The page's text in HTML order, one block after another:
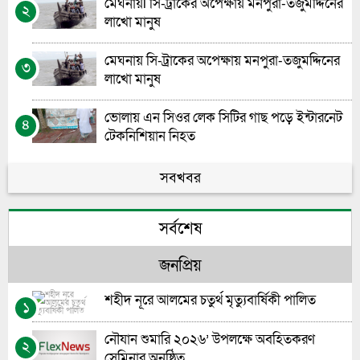
২
মেঘনায়l সি-ট্রাকের অপেক্ষায় মনপুরা-তজুমদ্দিনের
লাখো মানুষ
৩
মেঘনায় সি-ট্রাকের অপেক্ষায় মনপুরা-তজুমদ্দিনের
লাখো মানুষ
৪
ভোলায় এন সিওর লেক সিটির গাছ পড়ে ইন্টারনেট
টেকনিশিয়ান নিহত
ভোলা সরকারি মহিলা কলেজের এইচএসসি বাংলা
পরীক্ষা নিয়ে বিভ্রান্তির অবসান
গণতন্ত্রের পথচলায় নীরব যোদ্ধাদের প্রাপ্য স্বীকৃত
৭
জুলাই সনদ বাস্তবায়ন না হলে ক্ষমতায় যারা আসবে
তারাই ‘শেখ হাসিনা’ হয়ে উঠবে: গোলাম পরোয়ার
৮
প্রধান শিক্ষক নিয়োগে স্বচ্ছতা চায় সচেতন মহল”-
মো: আশরাফুল আলম
সবখবর
সর্বশেষ
জনপ্রিয়
১ শহীদ নূরে আলমের চতুর্থ মৃত্যুবার্ষিকী পালিত
২
নৌযান শুমারি ২০২৬’ উপলক্ষে অবহিতকরণ